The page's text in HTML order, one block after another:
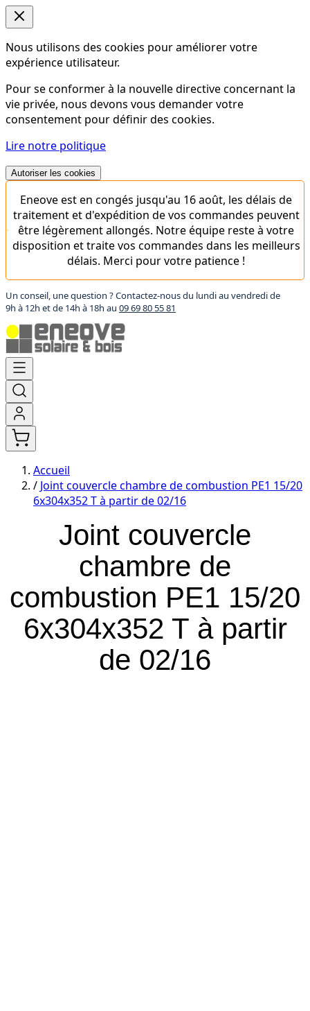
Nous utilisons des cookies pour améliorer votre
expérience utilisateur.
Pour se conformer à la nouvelle directive concernant la
vie privée, nous devons vous demander votre
consentement pour définir des cookies.
Lire notre politique
Autoriser les cookies
Eneove est en congés jusqu'au 16 août, les délais de
traitement et d'expédition de vos commandes peuvent
être légèrement allongés. Notre équipe reste à votre
disposition et traite vos commandes dans les meilleurs
délais. Merci pour votre patience !
Un conseil, une question ? Contactez-nous du lundi au vendredi de
9h à 12h et de 14h à 18h au 09 69 80 55 81
Aller
contenu
Accueil
/ Joint couvercle chambre de combustion PE1 15/20
6x304x352 T à partir de 02/16
Joint couvercle
chambre de
combustion PE1 15/20
6x304x352 T à partir
de 02/16